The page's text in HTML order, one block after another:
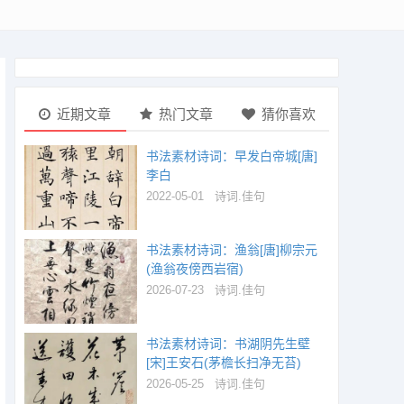
近期文章 热门文章 猜你喜欢
书法素材诗词：早发白帝城[唐]
李白
2022-05-01 诗词.佳句
书法素材诗词：渔翁[唐]柳宗元
(渔翁夜傍西岩宿)
2026-07-23 诗词.佳句
书法素材诗词：书湖阴先生壁
[宋]王安石(茅檐长扫净无苔)
2026-05-25 诗词.佳句